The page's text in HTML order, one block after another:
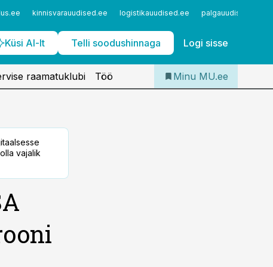
kinnisvarauudised.ee logistikauudised.ee palgauudised.ee
Küsi AI-lt Telli soodushinnaga Logi sisse
Iseteenindus
Telli Meditsiiniuudised
raamatuklubi Töö Minu MU.ee
vajalik